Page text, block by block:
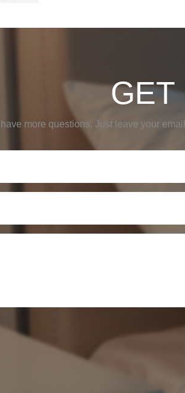
GET
have more questions, Just leave your